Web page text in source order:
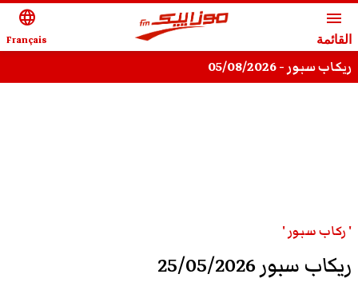
menu
القائمة
language
Français
ريكاب سبور - 05/08/2026
' ركاب سبور '
ريكاب سبور 25/05/2026